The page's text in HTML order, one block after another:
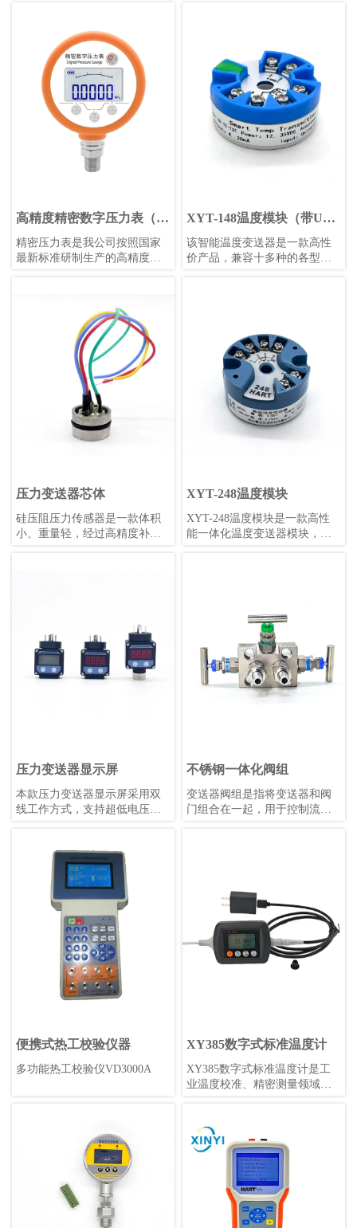
想选择。
高精度精密数字压力表（白
色表盘）
精密压力表是我公司按照国家
最新标准研制生产的高精度智
XYT-148温度模块（带USB
调试）
​该智能温度变送器是一款高性
价产品，兼容十多种的各型热
安装和误操作；采用增强软件
安全设计，包括独立看门狗、
低压监控复位、多任务调度优
化等功能。全部采用进口元器
件，保证较长的使用寿命和稳
定性。可使用计算机或者手机
进行组态设置，方便快捷。
压力变送器芯体
硅压阻压力传感器是一款体积
小、重量轻，经过高精度补偿
XYT-248温度模块
XYT-248温度模块是一款高性
能一体化温度变送器模块，支
DC1000V，采用4-20mA叠加
HART协议数字通信，支持远程
管理，冷端补偿精度高，数据
刷新快，稳定性强，适用
于-40℃~+85℃的工作环境。模
块外形小巧，安装便捷，抗机
压力变送器显示屏
本款压力变送器显示屏采用双
线工作方式，支持超低电压运
性显示值校正。其性能优于同
类产品，温漂更低，适合
在-40℃~85℃的工业环境中使
用。具有标准赫斯曼形状，高
精度0.1%，采样率可调，是工
业应用的理想选择。
不锈钢一体化阀组
变送器阀组是指将变送器和阀
门组合在一起，用于控制流体
号。阀门则用于控制流体的流
量和压力等参数。变送器阀组
通常应用于工业自动化领域，
例如石化、电力、制药等行
便携式热工校验仪器
多功能热工校验仪VD3000A
XY385数字式标准温度计
XY385数字式标准温度计是工
业温度校准、精密测量领域的
池供电(无需更换电池)续航持
久，携带方便，读数直观，坚
固耐用。不仅可以在实验室作
为温度标准，更可以在工业现
场提供可靠、准确、高精度的
温度测量。